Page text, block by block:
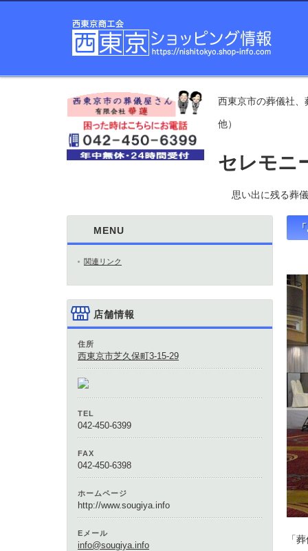
西東京市の葬儀社
他）
セレモ
思い出に残る葬
「
MENU
関連リンク
店舗情報
住所
西東京市芝久保町3-15-29
TEL
042-450-6399
FAX
042-450-6398
ホームページ
http://www.sougiya.info
Eメール
info@sougiya.info